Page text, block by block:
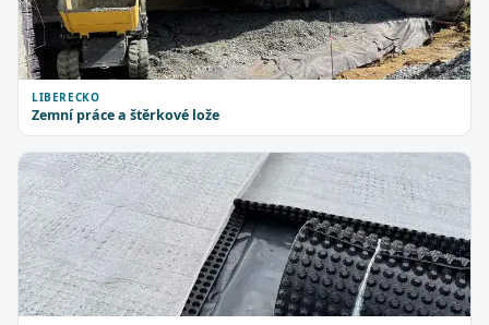
LIBERECKO
Zemní práce a štěrkové lože